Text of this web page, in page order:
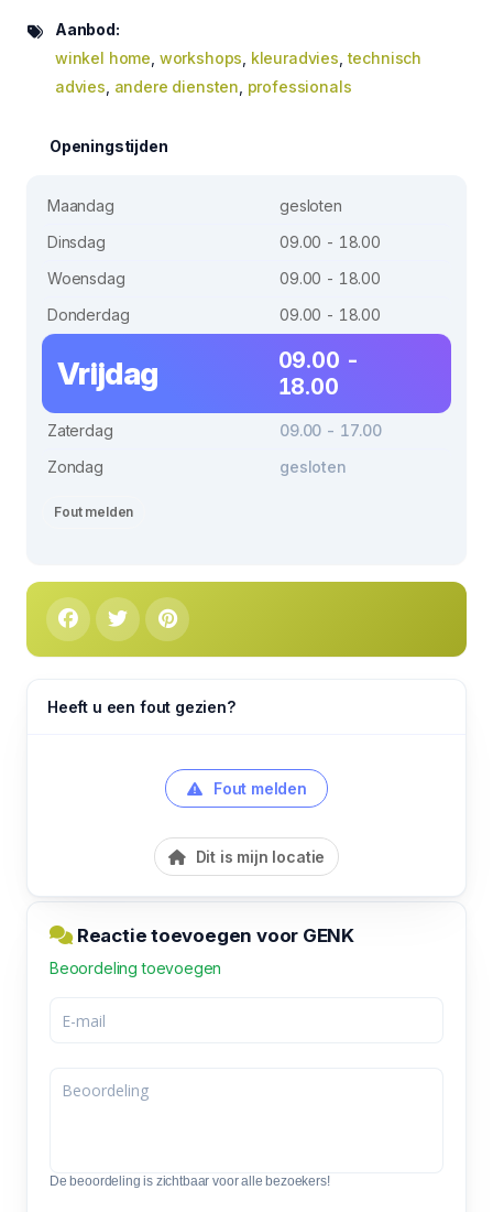
Aanbod:
winkel home workshops kleuradvies ,technisch
advies andere diensten professionals
Openingstijden
Maandag
gesloten
Dinsdag
09.00 - 18.00
Woensdag
09.00 - 18.00
Donderdag
09.00 - 18.00
Vrijdag
09.00 -
18.00
Zaterdag
09.00 - 17.00
Zondag
gesloten
Fout melden
Heeft u een fout gezien?
Fout melden
Dit is mijn locatie
Reactie toevoegen voor GENK
Beoordeling toevoegen
De beoordeling is zichtbaar voor alle bezoekers!